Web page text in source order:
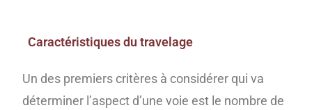
Caractéristiques du travelage
Un des premiers critères à considérer qui va
déterminer l’aspect d’une voie est le nombre de